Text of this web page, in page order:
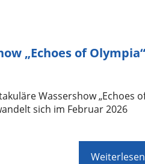
„Echoes of
Wassershow „Echoes
sich im Februar 2026
Weiterlesen